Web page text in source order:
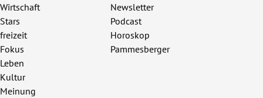
Wirtschaft
Stars
freizeit
Fokus
Leben
Kultur
Meinung
Newsletter
Podcast
Horoskop
Pammesberger